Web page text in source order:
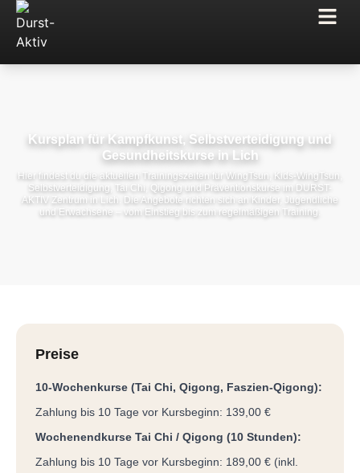
Kursplan für Kampfkunst, Selbstverteidigung und
Gesundheitskurse in Lich
Hier findest du die aktuellen Trainingszeiten für WingTsun, Kids-WingTsun,
Selbstverteidigung, Tai Chi, Qigong und Präventionskurse im DURST-
AKTIV Zentrum in Lich. Die Angebote richten sich an Kinder, Jugendliche
und Erwachsene – vom Einstieg bis zum regelmäßigen Training.
Preise
10-Wochenkurse (Tai Chi, Qigong, Faszien-Qigong):
Zahlung bis 10 Tage vor Kursbeginn: 139,00 €
Wochenendkurse Tai Chi / Qigong (10 Stunden):
Zahlung bis 10 Tage vor Kursbeginn: 189,00 € (inkl.